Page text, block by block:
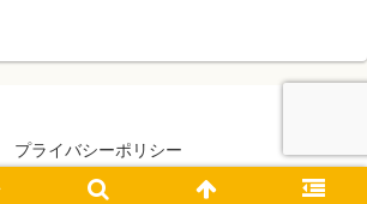
プライバシーポリシー
© 2022 mimoiroblog.